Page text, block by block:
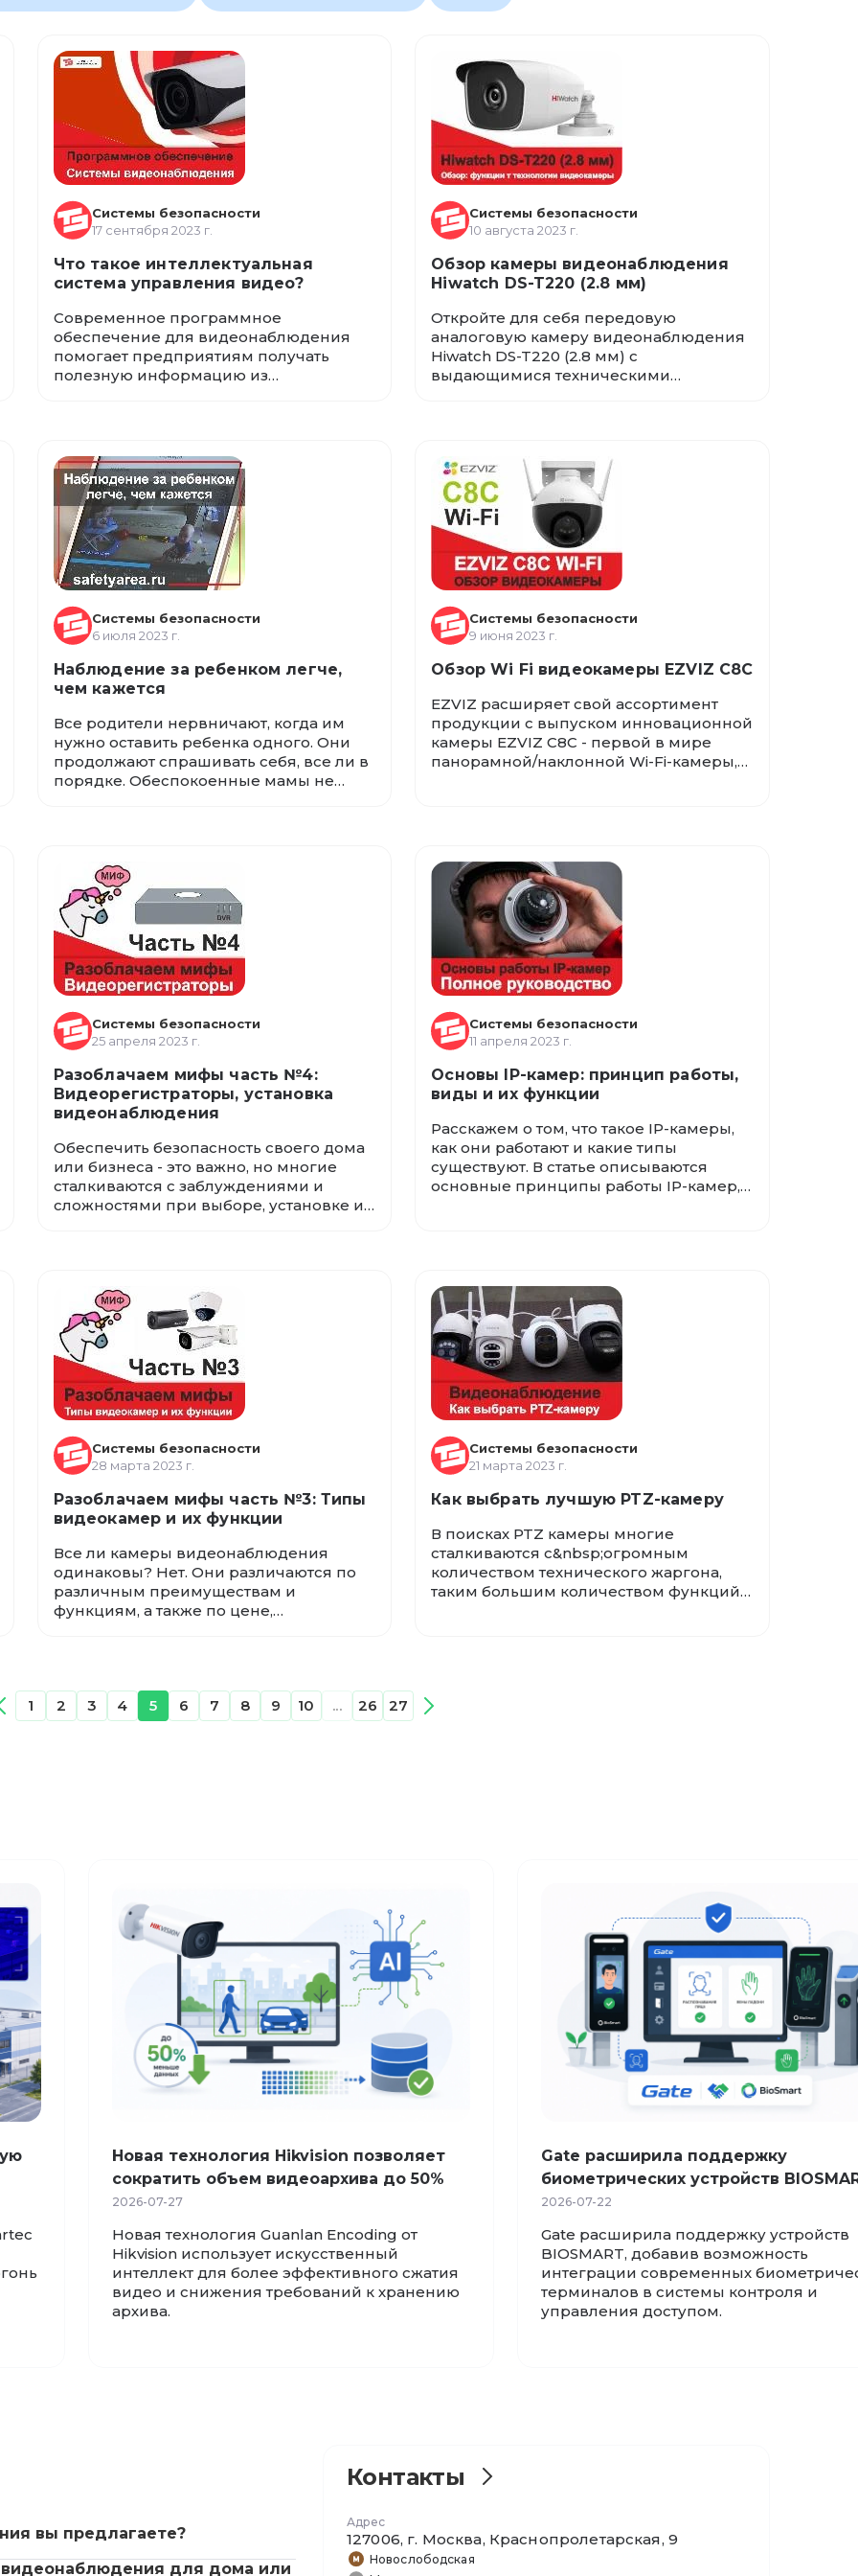
Системы безопасности
17 сентября 2023 г.
Что такое интеллектуальная
система управления видео?
Современное программное
обеспечение для видеонаблюдения
помогает предприятиям получать
полезную информацию из
других интеллектуальных технологий,
интеллектуальная система управления
видео (IVMS) может помочь вам
повысить безопасность, а также
обеспечить упреждающие действия,
повышающие эффективность.
Системы безопасности
10 августа 2023 г.
Обзор камеры видеонаблюдения
Hiwatch DS-T220 (2.8 мм)
Откройте для себя передовую
аналоговую камеру видеонаблюдения
Hiwatch DS-T220 (2.8 мм) с
выдающимися техническими
также специальных функциях для
улучшения качества изображения.
Независимо от объекта – будь то дом,
офис или коммерческое помещение –
Hiwatch DS-T220 обеспечит надежное и
четкое видеонаблюдение.
Системы безопасности
6 июля 2023 г.
Наблюдение за ребенком легче,
чем кажется
Все родители нервничают, когда им
нужно оставить ребенка одного. Они
продолжают спрашивать себя, все ли в
порядке. Обеспокоенные мамы не
Опасность может быть везде. Но
сегодня все эти проблемы решаются с
помощью просмотра
видеонаблюдения через телефон...
Системы безопасности
9 июня 2023 г.
Обзор Wi Fi видеокамеры EZVIZ C8C
EZVIZ расширяет свой ассортимент
продукции с выпуском инновационной
камеры EZVIZ C8C - первой в мире
панорамной/наклонной Wi-Fi-камеры,
EZVIZ продолжает удивлять своих
клиентов передовыми технологиями и
функциональностью.
Системы безопасности
25 апреля 2023 г.
Разоблачаем мифы часть №4:
Видеорегистраторы, установка
видеонаблюдения
Обеспечить безопасность своего дома
или бизнеса - это важно, но многие
сталкиваются с заблуждениями и
сложностями при выборе, установке и
видеонаблюдения, расскажем, как
избежать распространенных ошибок
при установке, настроить и
контролировать свои камеры
безопасности в любых условиях, и
защитить себя и свой бизнес.
Системы безопасности
11 апреля 2023 г.
Основы IP-камер: принцип работы,
виды и их функции
Расскажем о том, что такое IP-камеры,
как они работают и какие типы
существуют. В статье описываются
основные принципы работы IP-камер,
того, статья охватывает
функциональные особенности каждого
типа IP-камер и предоставляет
практические рекомендации по
использованию камер в различных
ситуациях.
Системы безопасности
28 марта 2023 г.
Разоблачаем мифы часть №3: Типы
видеокамер и их функции
Все ли камеры видеонаблюдения
одинаковы? Нет. Они различаются по
различным преимуществам и
функциям, а также по цене,
использования на открытом воздухе. У
одних видео высокого разрешения, у
других нет. Правильный для вас
Системы безопасности
21 марта 2023 г.
Как выбрать лучшую PTZ-камеру
В поисках PTZ камеры многие
сталкиваются с&nbsp;огромным
количеством технического жаргона,
таким большим количеством функций
и знаниями, чтобы вы могли принять
1 2 3 4 5 6 7 8 9 10 ... 26 27
Новая технология Hikvision позволяет
сократить объем видеоархива до 50%
2026-07-27
Новая технология Guanlan Encoding от
Hikvision использует искусственный
интеллект для более эффективного сжатия
видео и снижения требований к хранению
архива.
Gate расширила поддержку
биометрических устройств
2026-07-22
Gate расширила поддержку устройств
BIOSMART, добавив возможность
интеграции современных
терминалов в системы контроля и
управления доступом.
вы предлагаете?
для дома или
Контакты
Адрес
127006, г. Москва, Краснопролетарская, 9
Новослободская